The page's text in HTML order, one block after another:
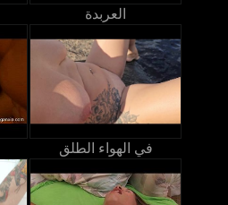
العربدة
في الهواء الطلق